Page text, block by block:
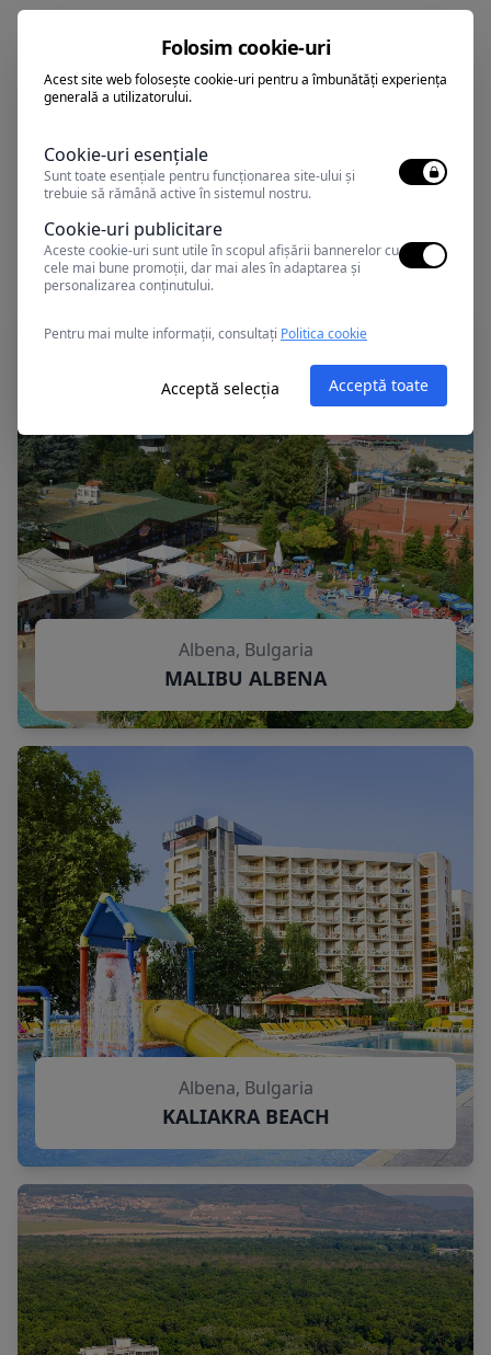
Puteti achita sejurul cu tichete de
vacanta
Alte oferte în Albena
Albena, Bulgaria
MALIBU ALBENA
Albena, Bulgaria
KALIAKRA BEACH
Folosim cookie-uri
Acest site web folosește cookie-uri pentru a îmbunătăți experiența
generală a utilizatorului.
Cookie-uri esențiale
Sunt toate esențiale pentru funcționarea site-ului și
trebuie să rămână active în sistemul nostru.
Cookie-uri publicitare
Aceste cookie-uri sunt utile în scopul afișării bannerelor cu
cele mai bune promoții, dar mai ales în adaptarea și
personalizarea conținutului.
Pentru mai multe informații, consultați Politica cookie
Acceptă selecția Acceptă toate